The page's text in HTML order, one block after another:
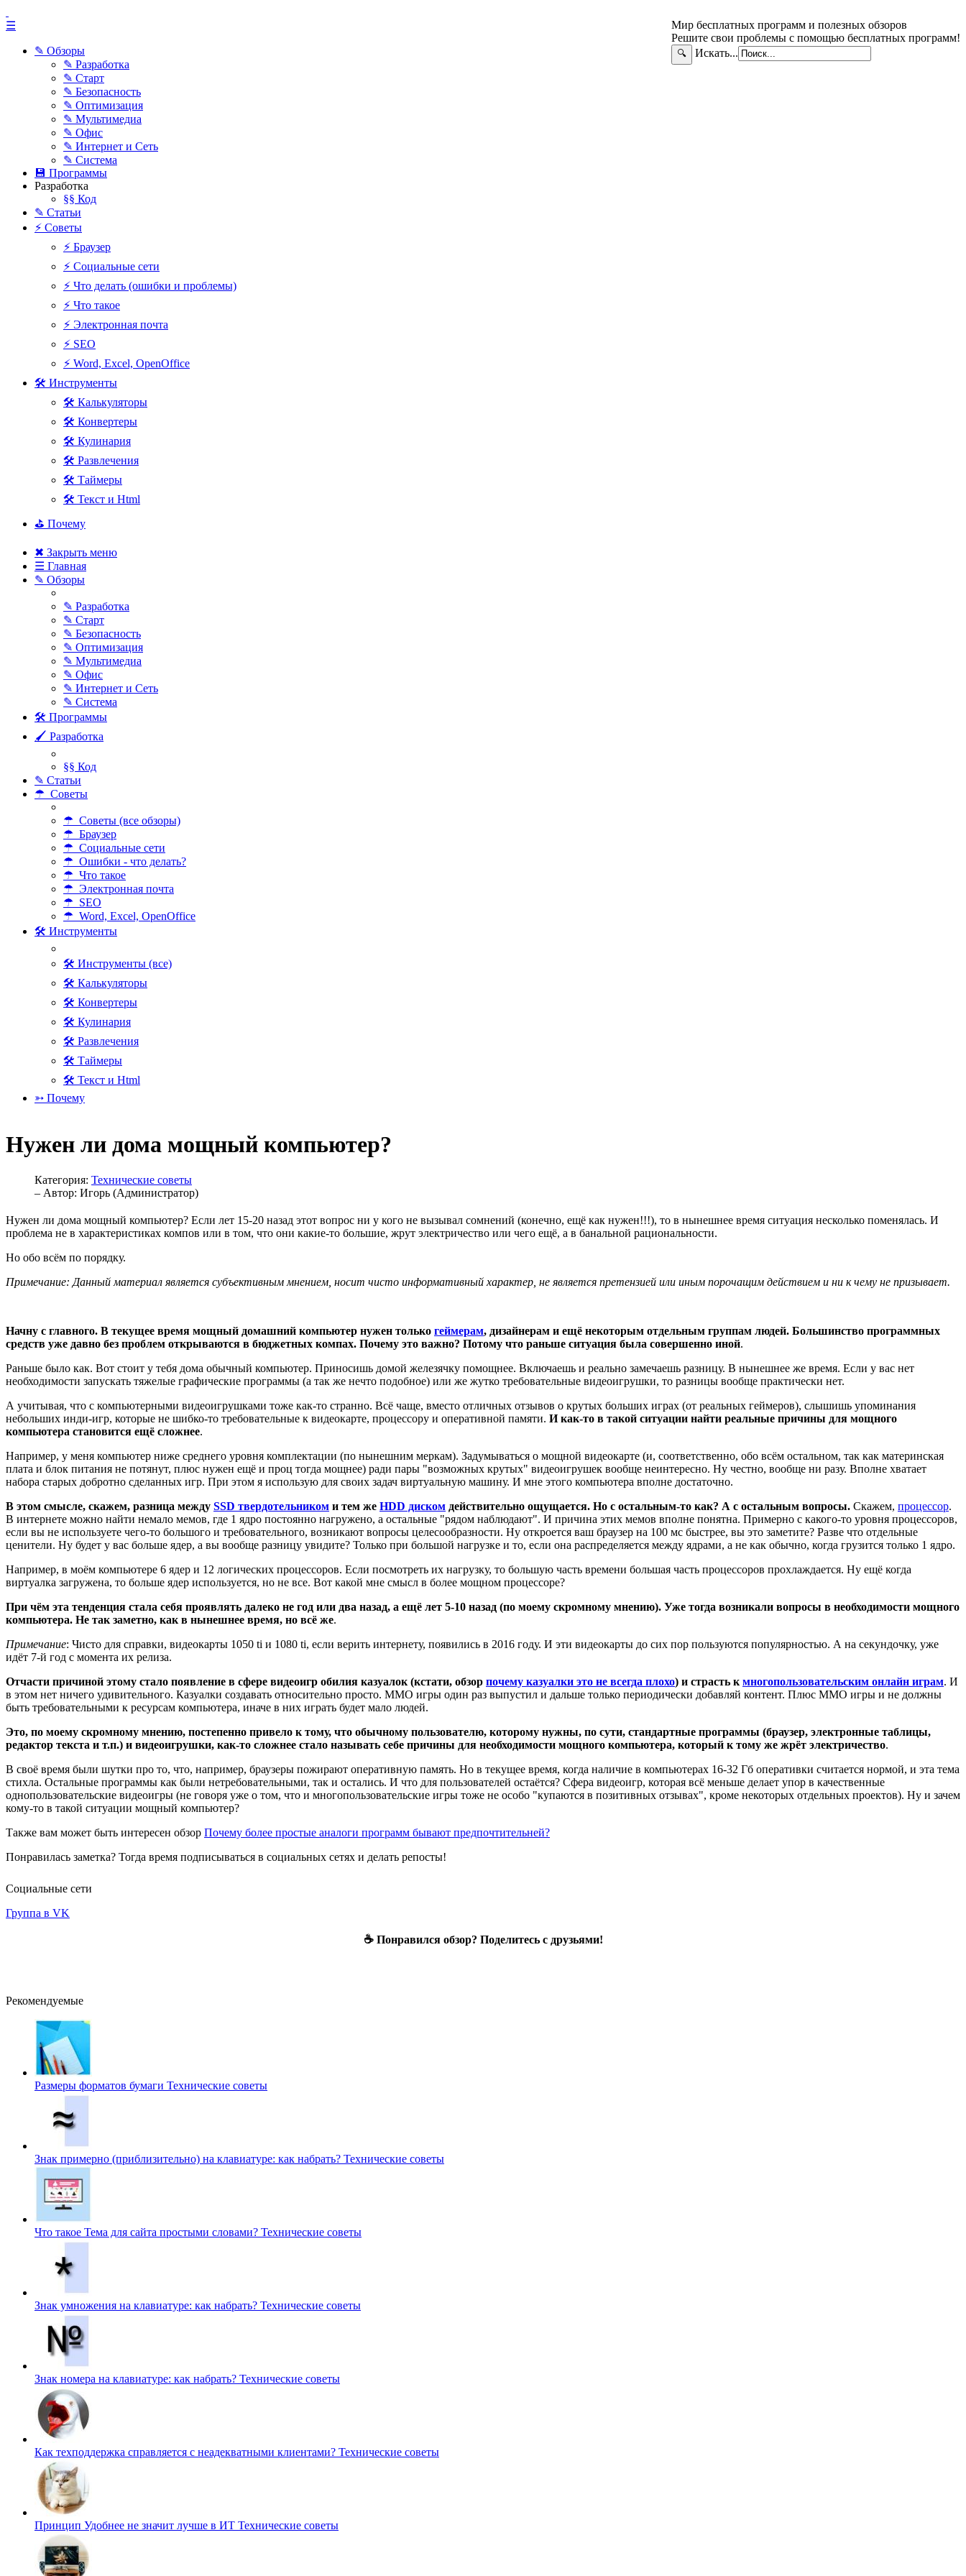
Мир бесплатных программ и полезных обзоров
Решите свои проблемы с помощью бесплатных программ!
🔍 Искать...
☰
✎ Обзоры
✎ Разработка
✎ Старт
✎ Безопасность
✎ Оптимизация
✎ Мультимедиа
✎ Офис
✎ Интернет и Сеть
✎ Система
💾 Программы
Разработка
§§ Код
✎ Статьи
⚡ Советы
⚡ Браузер
⚡ Социальные сети
⚡ Что делать (ошибки и проблемы)
⚡ Что такое
⚡ Электронная почта
⚡ SEO
⚡ Word, Excel, OpenOffice
🛠 Инструменты
🛠 Калькуляторы
🛠 Конвертеры
🛠 Кулинария
🛠 Развлечения
🛠 Таймеры
🛠 Текст и Html
⛳ Почему
✖ Закрыть меню
☰ Главная
✎ Обзоры
✎ Разработка
✎ Старт
✎ Безопасность
✎ Оптимизация
✎ Мультимедиа
✎ Офис
✎ Интернет и Сеть
✎ Система
🛠 Программы
🖌 Разработка
§§ Код
✎ Статьи
☂ Советы
☂ Советы (все обзоры)
☂ Браузер
☂ Социальные сети
☂ Ошибки - что делать?
☂ Что такое
☂ Электронная почта
☂ SEO
☂ Word, Excel, OpenOffice
🛠 Инструменты
🛠 Инструменты (все)
🛠 Калькуляторы
🛠 Конвертеры
🛠 Кулинария
🛠 Развлечения
🛠 Таймеры
🛠 Текст и Html
➳ Почему
Нужен ли дома мощный компьютер?
Категория: Технические советы
– Автор: Игорь (Администратор)
Нужен ли дома мощный компьютер? Если лет 15-20 назад этот вопрос ни у кого не вызывал сомнений (конечно, ещё как нужен!!!), то в нынешнее время ситуация несколько поменялась. И
проблема не в характеристиках компов или в том, что они какие-то большие, жрут электричество или чего ещё, а в банальной рациональности.
Но обо всём по порядку.
Примечание: Данный материал является субъективным мнением, носит чисто информативный характер, не является претензией или иным порочащим действием и ни к чему не призывает.
Начну с главного. В текущее время мощный домашний компьютер нужен только геймерам, дизайнерам и ещё некоторым отдельным группам людей. Большинство программных
средств уже давно без проблем открываются в бюджетных компах. Почему это важно? Потому что раньше ситуация была совершенно иной.
Раньше было как. Вот стоит у тебя дома обычный компьютер. Приносишь домой железячку помощнее. Включаешь и реально замечаешь разницу. В нынешнее же время. Если у вас нет
необходимости запускать тяжелые графические программы (а так же нечто подобное) или же жутко требовательные видеоигрушки, то разницы вообще практически нет.
А учитывая, что с компьютерными видеоигрушками тоже как-то странно. Всё чаще, вместо отличных отзывов о крутых больших играх (от реальных геймеров), слышишь упоминания
небольших инди-игр, которые не шибко-то требовательные к видеокарте, процессору и оперативной памяти. И как-то в такой ситуации найти реальные причины для мощного
компьютера становится ещё сложнее.
Например, у меня компьютер ниже среднего уровня комплектации (по нынешним меркам). Задумываться о мощной видеокарте (и, соответственно, обо всём остальном, так как материнская
плата и блок питания не потянут, плюс нужен ещё и проц тогда мощнее) ради пары "возможных крутых" видеоигрушек вообще неинтересно. Ну честно, вообще ни разу. Вполне хватает
набора старых добротно сделанных игр. При этом я использую для своих задач виртуальную машину. И мне этого компьютера вполне достаточно.
В этом смысле, скажем, разница между SSD твердотельником и тем же HDD диском действительно ощущается. Но с остальным-то как? А с остальным вопросы. Скажем, процессор.
В интернете можно найти немало мемов, где 1 ядро постоянно нагружено, а остальные "рядом наблюдают". И причина этих мемов вполне понятна. Примерно с какого-то уровня процессоров,
если вы не используете чего-то большого и требовательного, возникают вопросы целесообразности. Ну откроется ваш браузер на 100 мс быстрее, вы это заметите? Разве что отдельные
ценители. Ну будет у вас больше ядер, а вы вообще разницу увидите? Только при большой нагрузке и то, если она распределяется между ядрами, а не как обычно, когда грузится только 1 ядро.
Например, в моём компьютере 6 ядер и 12 логических процессоров. Если посмотреть их нагрузку, то большую часть времени большая часть процессоров прохлаждается. Ну ещё когда
виртуалка загружена, то больше ядер используется, но не все. Вот какой мне смысл в более мощном процессоре?
При чём эта тенденция стала себя проявлять далеко не год или два назад, а ещё лет 5-10 назад (по моему скромному мнению). Уже тогда возникали вопросы в необходимости мощного
компьютера. Не так заметно, как в нынешнее время, но всё же.
Примечание: Чисто для справки, видеокарты 1050 ti и 1080 ti, если верить интернету, появились в 2016 году. И эти видеокарты до сих пор пользуются популярностью. А на секундочку, уже
идёт 7-й год с момента их релиза.
Отчасти причиной этому стало появление в сфере видеоигр обилия казуалок (кстати, обзор почему казуалки это не всегда плохо) и страсть к многопользовательским онлайн играм. И
в этом нет ничего удивительного. Казуалки создавать относительно просто. ММО игры один раз выпустил и дальше только периодически добавляй контент. Плюс ММО игры и не должны
быть требовательными к ресурсам компьютера, иначе в них играть будет мало людей.
Это, по моему скромному мнению, постепенно привело к тому, что обычному пользователю, которому нужны, по сути, стандартные программы (браузер, электронные таблицы,
редактор текста и т.п.) и видеоигрушки, как-то сложнее стало называть себе причины для необходимости мощного компьютера, который к тому же жрёт электричество.
В своё время были шутки про то, что, например, браузеры пожирают оперативную память. Но в текущее время, когда наличие в компьютерах 16-32 Гб оперативки считается нормой, и эта тема
стихла. Остальные программы как были нетребовательными, так и остались. И что для пользователей остаётся? Сфера видеоигр, которая всё меньше делает упор в качественные
однопользовательские видеоигры (не говоря уже о том, что и многопользовательские игры тоже не особо "купаются в позитивных отзывах", кроме некоторых отдельных проектов). Ну и зачем
кому-то в такой ситуации мощный компьютер?
Также вам может быть интересен обзор Почему более простые аналоги программ бывают предпочтительней?
Понравилась заметка? Тогда время подписываться в социальных сетях и делать репосты!
Социальные сети
Группа в VK
☕ Понравился обзор? Поделитесь с друзьями!
Рекомендуемые
Размеры форматов бумаги Технические советы
Знак примерно (приблизительно) на клавиатуре: как набрать? Технические советы
Что такое Тема для сайта простыми словами? Технические советы
Знак умножения на клавиатуре: как набрать? Технические советы
Знак номера на клавиатуре: как набрать? Технические советы
Как техподдержка справляется с неадекватными клиентами? Технические советы
Принцип Удобнее не значит лучше в ИТ Технические советы